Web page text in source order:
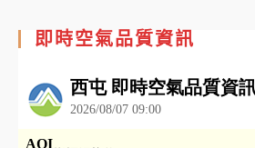
即時空氣品質資訊